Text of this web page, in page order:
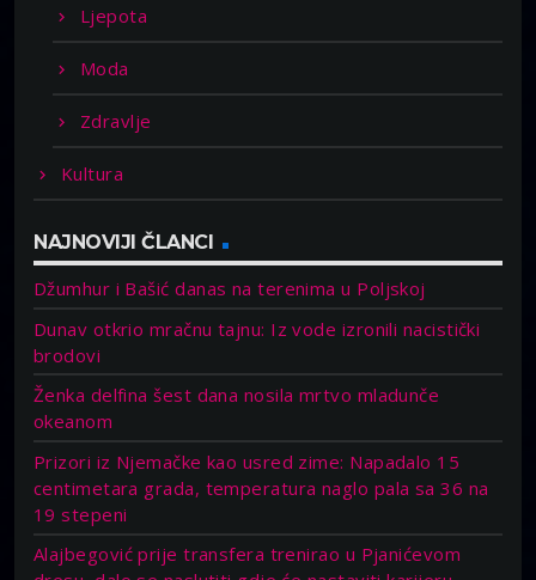
Ljepota
Moda
Zdravlje
Kultura
NAJNOVIJI ČLANCI
Džumhur i Bašić danas na terenima u Poljskoj
Dunav otkrio mračnu tajnu: Iz vode izronili nacistički
brodovi
Ženka delfina šest dana nosila mrtvo mladunče
okeanom
Prizori iz Njemačke kao usred zime: Napadalo 15
centimetara grada, temperatura naglo pala sa 36 na
19 stepeni
Alajbegović prije transfera trenirao u Pjanićevom